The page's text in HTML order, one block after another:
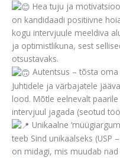
Hea tuju ja
on kandidaadi positiivne
kogu intervjuule meeldiva
ja optimistlikuna, sest
otsustavaks.
Autentsus – tõsta
Juhtidele ja värbajatele
lood. Mõtle eelnevalt
intervjuul jagada (seotud
Unikaalne
teeb Sind unikaalseks (USP
on midagi, mis muudab